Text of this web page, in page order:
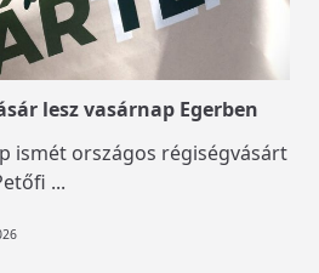
lesz vasárnap Egerben
ismét országos régiségvásárt
...